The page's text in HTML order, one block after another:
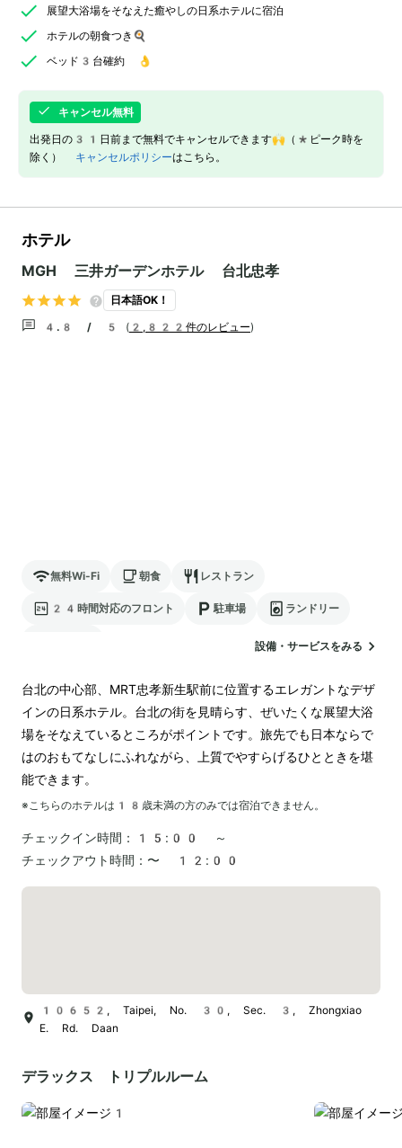
展望大浴場をそなえた癒やしの日系ホテルに宿泊
ホテルの朝食つき🍳
ベッド3台確約 👌
キャンセル無料
出発日の31日前まで無料でキャンセルできます🙌（*ピーク時を
除く） キャンセルポリシーはこちら。
ホテル
MGH 三井ガーデンホテル 台北忠孝
日本語OK！
4.8 / 5 ( 2,822件のレビュー)
無料Wi-Fi 朝食 レストラン
24時間対応のフロント 駐車場 ランドリー
設備・サービスをみる
台北の中心部、MRT忠孝新生駅前に位置するエレガントなデザ
インの日系ホテル。台北の街を見晴らす、ぜいたくな展望大浴
場をそなえているところがポイントです。旅先でも日本ならで
はのおもてなしにふれながら、上質でやすらげるひとときを堪
※こちらのホテルは 18 歳未満の方のみでは宿泊できません。
チェックイン時間：
15:00 ～
チェックアウト時間： 〜 12:00
10652, Taipei, No. 30, Sec. 3, Zhongxiao
E. Rd. Daan
デラックス トリプルルーム